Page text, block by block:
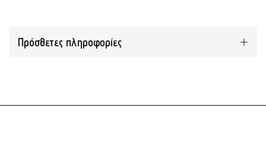
Πρόσθετες πληροφορίες